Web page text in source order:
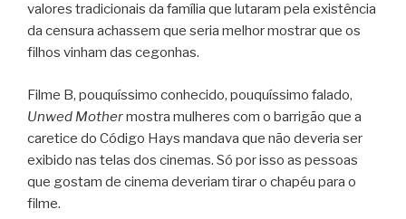
valores tradicionais da família que lutaram pela existência
da censura achassem que seria melhor mostrar que os
filhos vinham das cegonhas.
Filme B, pouquíssimo conhecido, pouquíssimo falado,
Unwed Mothermostra mulheres com o barrigão que a
caretice do Código Hays mandava que não deveria ser
exibido nas telas dos cinemas. Só por isso as pessoas
que gostam de cinema deveriam tirar o chapéu para o
filme.